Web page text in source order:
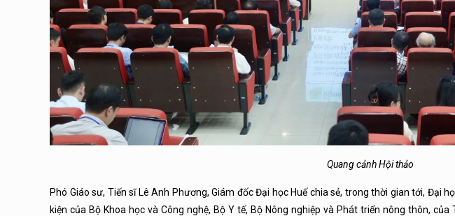
Quang cảnh Hội thảo
Phó Giáo sư, Tiến sĩ Lê Anh Phương, Giám đốc Đại học Huế chia sẻ, trong thời gian tới, Đại
kiện của Bộ Khoa học và Công nghệ, Bộ Y tế, Bộ Nông nghiệp và Phát triển nông thôn,